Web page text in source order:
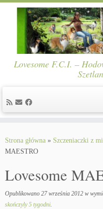
content
Lovesome F.C.I. –
Strona główna » Szczeniaczki z
MAESTRO
Lovesome
Opublikowano 27 września 2012 w
skończyly 5 tygodni.